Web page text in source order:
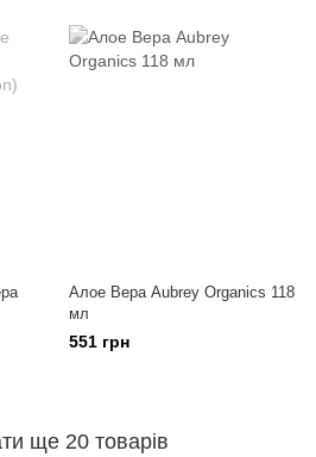
Алое Вера Aubrey Organics 118
мл
551 грн
ще 20 товарів